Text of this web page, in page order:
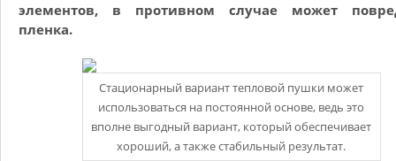
элементов, в противном случае может
пленка.
Стационарный вариант тепловой пушки может
использоваться на постоянной основе, ведь это
вполне выгодный вариант, который обеспечивает
хороший, а также стабильный результат.